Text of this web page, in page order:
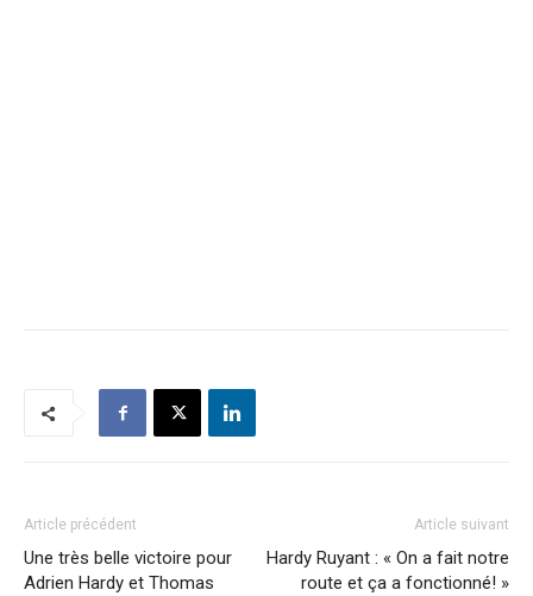
Article précédent
Une très belle victoire pour
Adrien Hardy et Thomas
Article suivant
Hardy Ruyant : « On a fait notre
route et ça a fonctionné! »